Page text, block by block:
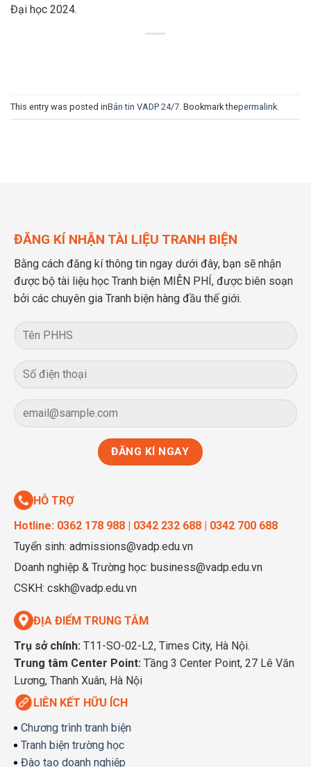
Đại học 2024.
This entry was posted inBản tin VADP 24/7 . Bookmark thepermalink
ĐĂNG KÍ NHẬN TÀI LIỆU TRANH BIỆN
Bằng cách đăng kí thông tin ngay dưới đây, bạn sẽ nhận
được bộ tài liệu học Tranh biện MIỄN PHÍ, được biên soạn
bởi các chuyên gia Tranh biện hàng đầu thế giới.
HỖ TRỢ
Hotline: 0362 178 988 | 0342 232 688 | 0342 700 688
Tuyển sinh: admissions@vadp.edu.vn
Doanh nghiệp & Trường học: business@vadp.edu.vn
CSKH: cskh@vadp.edu.vn
ĐỊA ĐIỂM TRUNG TÂM
Trụ sở chính: T11-SO-02-L2, Times City, Hà Nội.
Trung tâm Center Point: Tầng 3 Center Point, 27 Lê Văn
Lương, Thanh Xuân, Hà Nội
LIÊN KẾT HỮU ÍCH
Chương trình tranh biện
Tranh biện trường học
Đào tạo doanh nghiệp